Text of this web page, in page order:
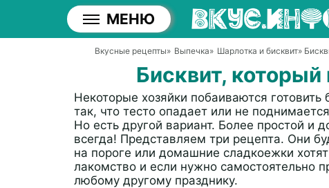
МЕНЮ
Вкусные рецепты» Выпечка» Шарлотка и бисквит»
Бисквит, который
Некоторые хозяйки побаиваются
так, что тесто опадает или не
Но есть другой вариант. Более простой и
всегда! Представляем три рецепта. Они
на пороге или домашние сладкоежки
лакомство и если нужно самостоятельно
любому другому празднику.